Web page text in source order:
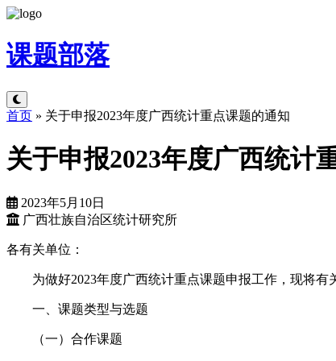
课题部落
首页 » 关于申报2023年度广西统计重点课题的通知
关于申报2023年度广西统计
2023年5月10日
广西壮族自治区统计研究所
各有关单位：
为做好2023年度广西统计重点课题申报工作，现将有
一、课题类型与选题
（一）合作课题